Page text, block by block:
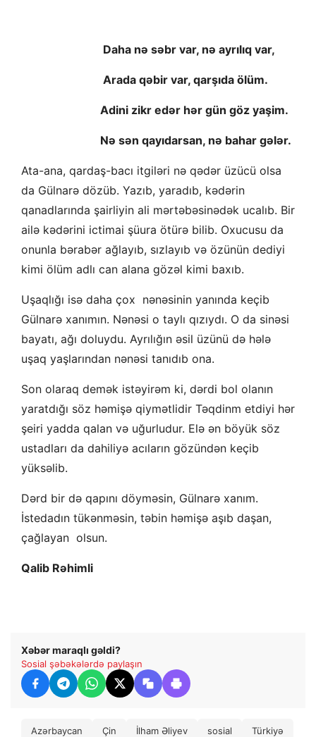
Daha nə səbr var, nə ayrılıq var,
Arada qəbir var, qarşıda ölüm.
Adini zikr edər hər gün göz yaşim.
Nə sən qayıdarsan, nə bahar gələr.
Ata-ana, qardaş-bacı itgiləri nə qədər üzücü olsa
da Gülnarə dözüb. Yazıb, yaradıb, kədərin
qanadlarında şairliyin ali mərtəbəsinədək ucalıb. Bir
ailə kədərini ictimai şüura ötürə bilib. Oxucusu da
onunla bərabər ağlayıb, sızlayıb və özünün dediyi
kimi ölüm adlı can alana gözəl kimi baxıb.
Uşaqlığı isə daha çox nənəsinin yanında keçib
Gülnarə xanımın. Nənəsi o taylı qızıydı. O da sinəsi
bayatı, ağı doluydu. Ayrılığın əsil üzünü də hələ
uşaq yaşlarından nənəsi tanıdıb ona.
Son olaraq demək istəyirəm ki, dərdi bol olanın
yaratdığı söz həmişə qiymətlidir Təqdinm etdiyi hər
şeiri yadda qalan və uğurludur. Elə ən böyük söz
ustadları da dahiliyə acıların gözündən keçib
yüksəlib.
Dərd bir də qapını döyməsin, Gülnarə xanım.
İstedadın tükənməsin, təbin həmişə aşıb daşan,
çağlayan olsun.
Qalib Rəhimli
Xəbər maraqlı gəldi?
Sosial şəbəkələrdə paylaşın
Azərbaycan Çin İlham Əliyev sosial Türkiyə